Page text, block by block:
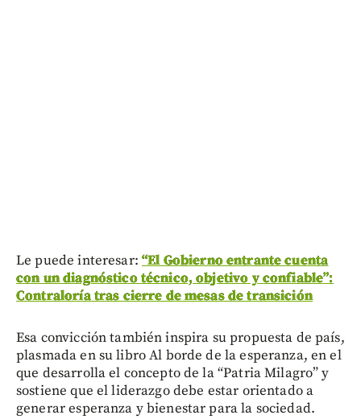
Le puede interesar: “El Gobierno entrante cuenta
con un diagnóstico técnico, objetivo y confiable”:
Contraloría tras cierre de mesas de transición
Esa convicción también inspira su propuesta de país,
plasmada en su libro Al borde de la esperanza, en el
que desarrolla el concepto de la “Patria Milagro” y
sostiene que el liderazgo debe estar orientado a
generar esperanza y bienestar para la sociedad.